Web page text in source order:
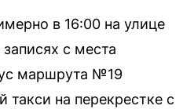
в 16:00 на улице
с места
маршрута №19
такси на перекрестке с